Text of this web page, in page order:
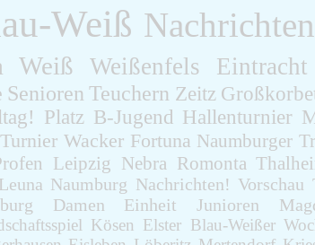
Weiß Nachrichten
Weiß Weißenfels Eintracht
Senioren Teuchern Zeitz
Platz B-Jugend Hallenturnier
Turnier Wacker Fortuna Naumburger
Leipzig Nebra Romonta
Leuna Naumburg Nachrichten! Vorschau
Damen Einheit Junioren
Kösen Elster Blau-Weißer